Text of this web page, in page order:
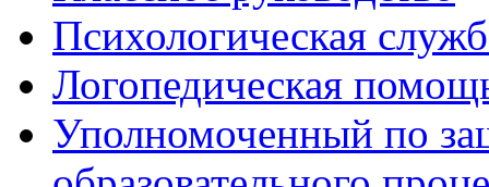
Психологическая
Логопедическая
Уполномоченный по